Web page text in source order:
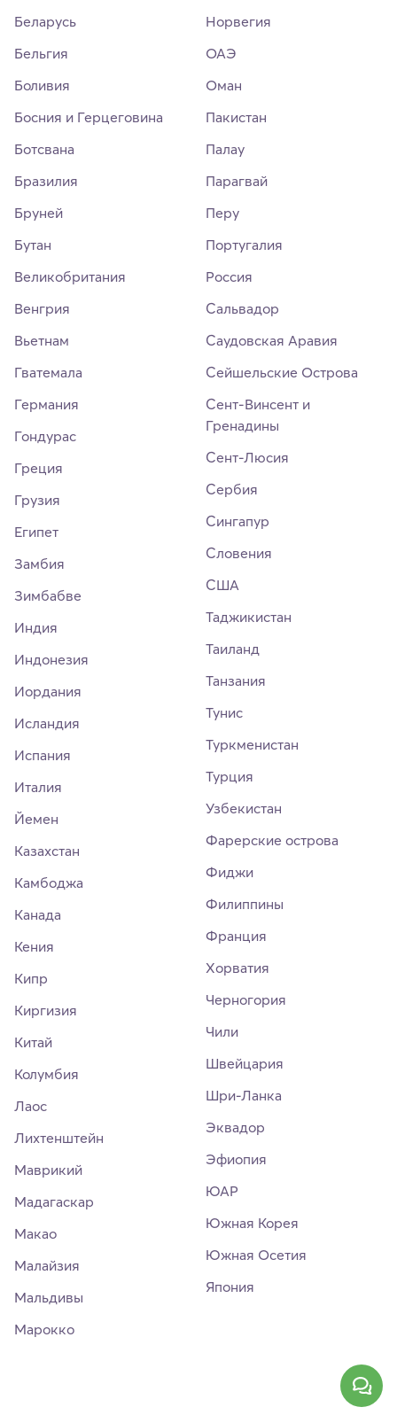
Беларусь
Бельгия
Боливия
Босния и Герцеговина
Ботсвана
Бразилия
Бруней
Бутан
Великобритания
Венгрия
Вьетнам
Гватемала
Германия
Гондурас
Греция
Грузия
Египет
Замбия
Зимбабве
Индия
Индонезия
Иордания
Исландия
Испания
Италия
Йемен
Казахстан
Камбоджа
Канада
Кения
Кипр
Киргизия
Китай
Колумбия
Лаос
Лихтенштейн
Маврикий
Мадагаскар
Макао
Малайзия
Мальдивы
Марокко
Норвегия
ОАЭ
Оман
Пакистан
Палау
Парагвай
Перу
Португалия
Россия
Сальвадор
Саудовская Аравия
Сейшельские Острова
Сент-Винсент и
Гренадины
Сент-Люсия
Сербия
Сингапур
Словения
США
Таджикистан
Таиланд
Танзания
Тунис
Туркменистан
Турция
Узбекистан
Фарерские острова
Фиджи
Филиппины
Франция
Хорватия
Черногория
Чили
Швейцария
Шри-Ланка
Эквадор
Эфиопия
ЮАР
Южная Корея
Южная Осетия
Япония